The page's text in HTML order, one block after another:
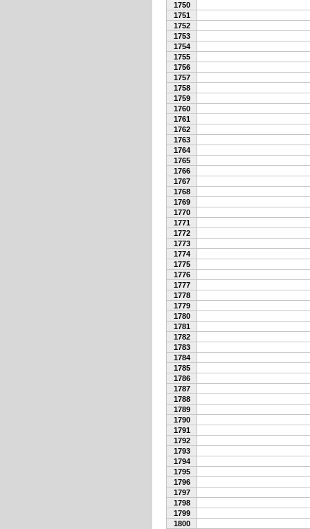
1750
1751
1752
1753
1754
1755
1756
1757
1758
1759
1760
1761
1762
1763
1764
1765
1766
1767
1768
1769
1770
1771
1772
1773
1774
1775
1776
1777
1778
1779
1780
1781
1782
1783
1784
1785
1786
1787
1788
1789
1790
1791
1792
1793
1794
1795
1796
1797
1798
1799
1800